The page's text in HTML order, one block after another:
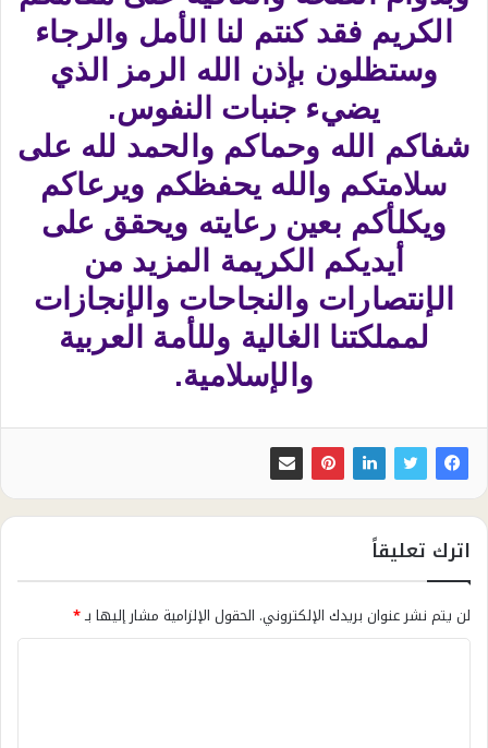
الكريم فقد كنتم لنا الأمل والرجاء
وستظلون بإذن الله الرمز الذي
يضيء جنبات النفوس.
شفاكم الله وحماكم والحمد لله على
سلامتكم والله يحفظكم ويرعاكم
ويكلأكم بعين رعايته ويحقق على
أيديكم الكريمة المزيد من
الإنتصارات والنجاحات والإنجازات
لمملكتنا الغالية وللأمة العربية
والإسلامية.
اترك تعليقاً
لن يتم نشر عنوان بريدك الإلكتروني. الحقول الإلزامية مشار إليها بـ*